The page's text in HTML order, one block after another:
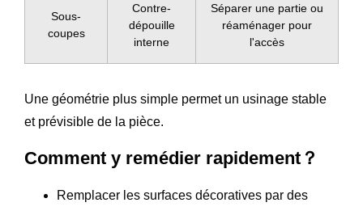
Sous-
coupes
Contre-
dépouille
interne
Séparer une partie ou
réaménager pour
l'accès
Une géométrie plus simple permet un usinage stable
et prévisible de la pièce.
Comment y remédier rapidement？
Remplacer les surfaces décoratives par des